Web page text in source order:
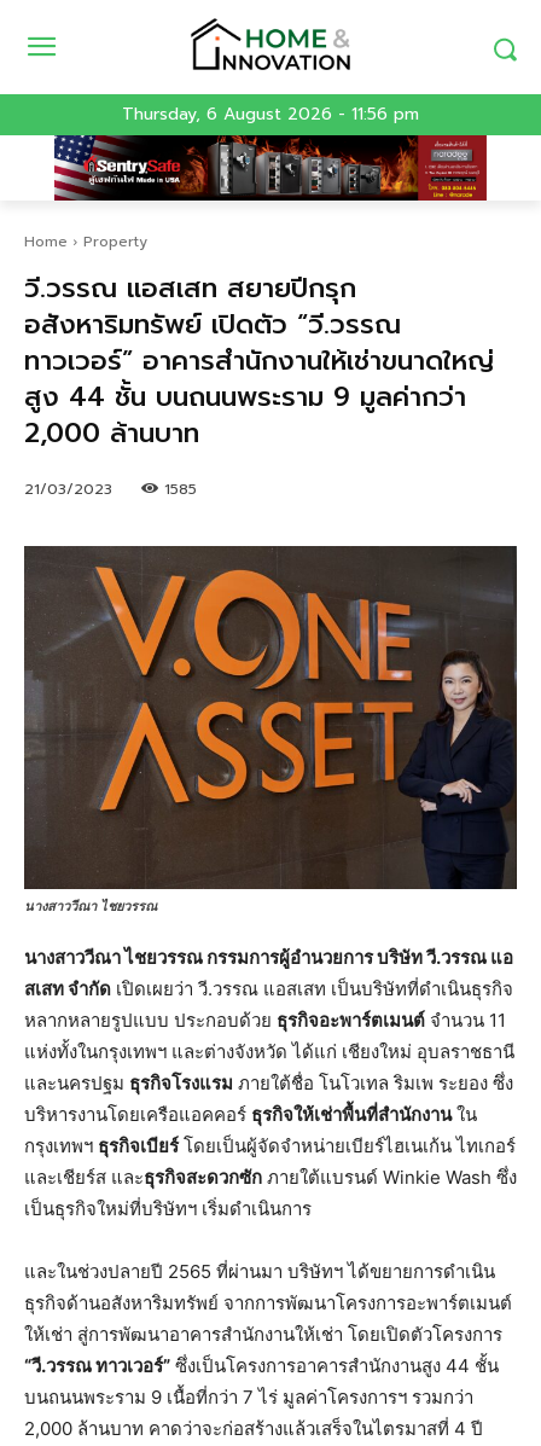
Thursday, 6 August 2026 - 11:56 pm
Home Property
วี.วรรณ แอสเสท สยายปีกรุก
อสังหาริมทรัพย์ เปิดตัว “วี.วรรณ
ทาวเวอร์” อาคารสำนักงานให้เช่าขนาดใหญ่
สูง 44 ชั้น บนถนนพระราม 9 มูลค่ากว่า
2,000 ล้านบาท
21/03/2023 1585
นางสาววีณา ไชยวรรณ
นางสาววีณา ไชยวรรณ กรรมการผู้อำนวยการ บริษัท วี.วรรณ แอ
สเสท จำกัด เปิดเผยว่า วี.วรรณ แอสเสท เป็นบริษัทที่ดำเนินธุรกิจ
หลากหลายรูปแบบ ประกอบด้วย ธุรกิจอะพาร์ตเมนต์ จำนวน 11
แห่งทั้งในกรุงเทพฯ และต่างจังหวัด ได้แก่ เชียงใหม่ อุบลราชธานี
และนครปฐม ธุรกิจโรงแรม ภายใต้ชื่อ โนโวเทล ริมเพ ระยอง ซึ่ง
บริหารงานโดยเครือแอคคอร์ ธุรกิจให้เช่าพื้นที่สำนักงานใน
กรุงเทพฯ ธุรกิจเบียร์โดยเป็นผู้จัดจำหน่ายเบียร์ไฮเนเก้น ไทเกอร์
และเชียร์ส และธุรกิจสะดวกซัก ภายใต้แบรนด์ Winkie Wash ซึ่ง
เป็นธุรกิจใหม่ที่บริษัทฯ เริ่มดำเนินการ
และในช่วงปลายปี 2565 ที่ผ่านมา บริษัทฯ ได้ขยายการดำเนิน
ธุรกิจด้านอสังหาริมทรัพย์ จากการพัฒนาโครงการอะพาร์ตเมนต์
ให้เช่า สู่การพัฒนาอาคารสำนักงานให้เช่า โดยเปิดตัวโครงการ
“วี.วรรณ ทาวเวอร์” ซึ่งเป็นโครงการอาคารสำนักงานสูง 44 ชั้น
บนถนนพระราม 9 เนื้อที่กว่า 7 ไร่ มูลค่าโครงการฯ รวมกว่า
2,000 ล้านบาท คาดว่าจะก่อสร้างแล้วเสร็จในไตรมาสที่ 4 ปี